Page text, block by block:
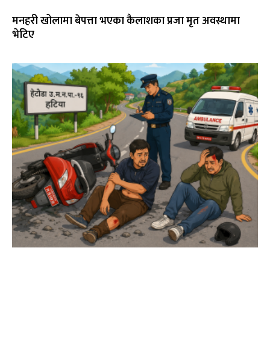
मनहरी खोलामा बेपत्ता भएका कैलाशका प्रजा मृत अवस्थामा
भेटिए